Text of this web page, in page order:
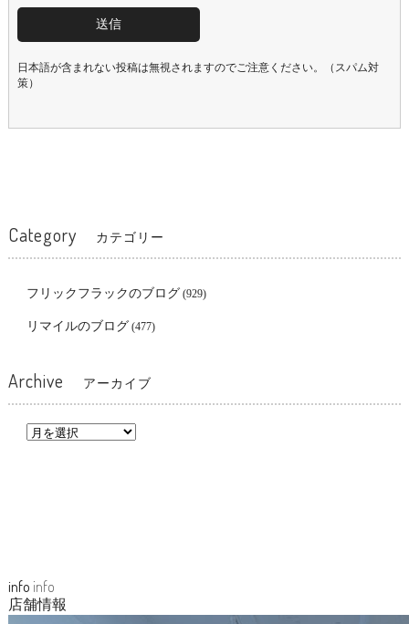
日本語が含まれない投稿は無視されますのでご注意ください。（スパム対
策）
Category カテゴリー
フリックフラックのブログ (929)
リマイルのブログ (477)
Archive アーカイブ
info info
店舗情報